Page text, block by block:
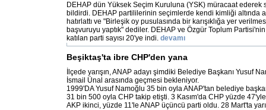
DEHAP dün Yüksek Seçim Kuruluna (YSK) müracaat
bildirdi. DEHAP partililerinin seçimlerde kendi kimliği altında
hatırlattı ve "Birleşik oy pusulasında bir karışıklığa yer
başvuruyu yaptık" dediler. DEHAP ve Özgür Toplum
katılan parti sayısı 20'ye indi. devamı
Beşiktaş'ta ibre CHP'den yana
İlçede yarışın, ANAP adayı şimdiki Belediye Başkanı Yusuf
İsmail Ünal arasında geçmesi bekleniyor.
1999'DA Yusuf Namoğlu 35 bin oyla ANAP'tan belediye
31 bin 500 oyla CHP takip etişti. 3 Kasım'da CHP yüzde
AKP ikinci, yüzde 11'le ANAP üçüncü parti oldu. 28 Mart'ta